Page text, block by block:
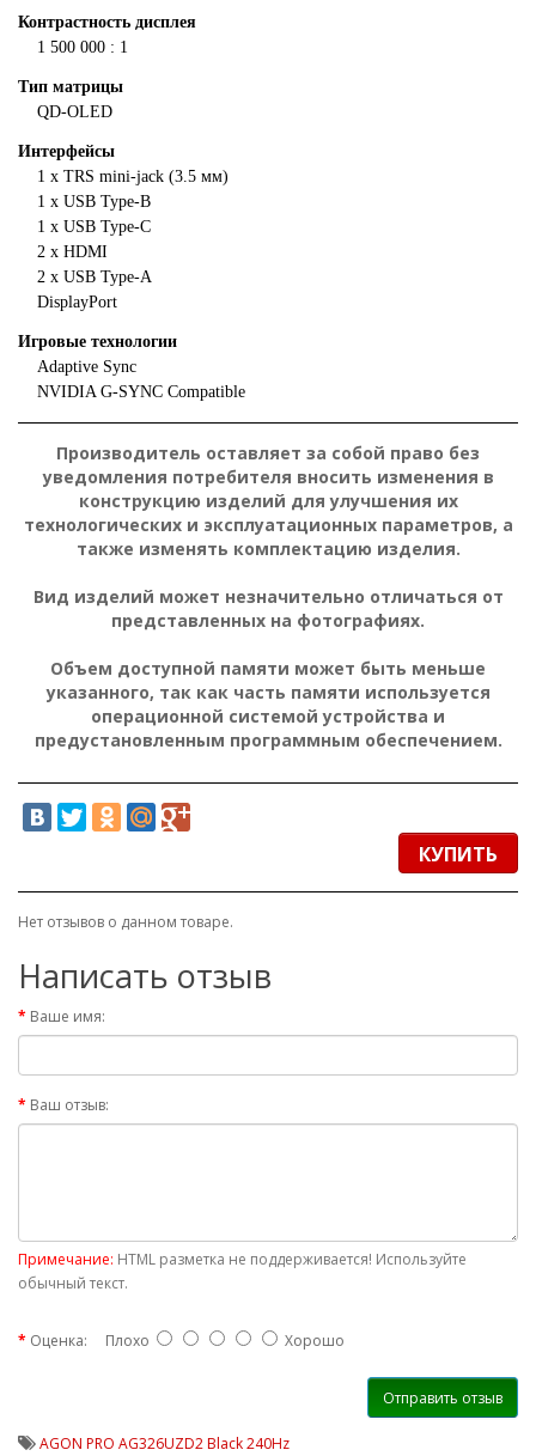
Контрастность дисплея
1 500 000 : 1
Тип матрицы
QD-OLED
Интерфейсы
1 x TRS mini-jack (3.5 мм)
1 x USB Type-B
1 x USB Type-C
2 x HDMI
2 x USB Type-A
DisplayPort
Игровые технологии
Adaptive Sync
NVIDIA G-SYNC Compatible
Производитель оставляет за собой право без
уведомления потребителя вносить изменения в
конструкцию изделий для улучшения их
технологических и эксплуатационных параметров, а
также изменять комплектацию изделия.
Вид изделий может незначительно отличаться от
представленных на фотографиях.
Объем доступной памяти может быть меньше
указанного, так как часть памяти используется
операционной системой устройства и
предустановленным программным обеспечением.
КУПИТЬ
Нет отзывов о данном товаре.
Написать отзыв
Ваше имя:
Ваш отзыв:
Примечание: HTML разметка не поддерживается! Используйте
обычный текст.
Оценка: Плохо Хорошо
Отправить отзыв
AGON PRO AG326UZD2 Black 240Hz